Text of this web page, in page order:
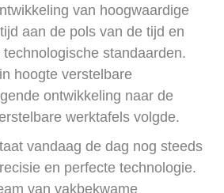
van hoogwaardige
aan de pols van de tijd en
standaarden.
hoogte verstelbare
ontwikkeling naar de
werktafels volgde.
vandaag de dag nog steeds
en perfecte technologie.
van vakbekwame